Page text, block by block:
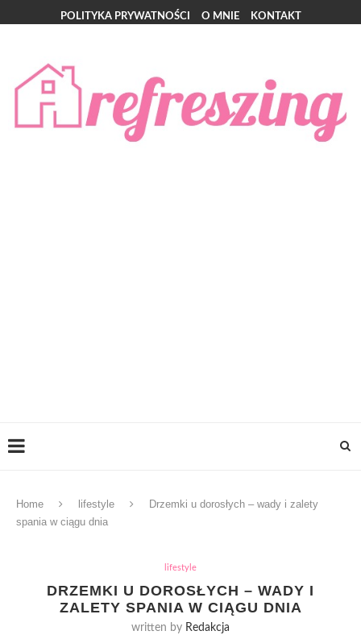
POLITYKA PRYWATNOŚCI O MNIE KONTAKT
Home lifestyle
Drzemki u dorosłych – wady i zalety
spania w ciągu dnia
lifestyle
DRZEMKI U DOROSŁYCH – WADY I
ZALETY SPANIA W CIĄGU DNIA
written by Redakcja